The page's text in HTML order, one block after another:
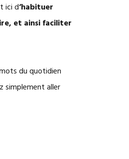
ici d‘habituer
et ainsi faciliter
du quotidien
simplement aller